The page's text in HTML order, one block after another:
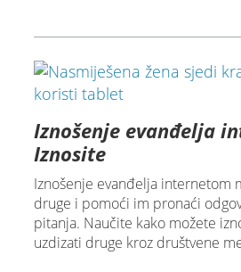
Iznošenje evanđelja
Iznosite
Iznošenje evanđelja internetom
druge i pomoći im pronaći
pitanja. Naučite kako možete
uzdizati druge kroz društvene